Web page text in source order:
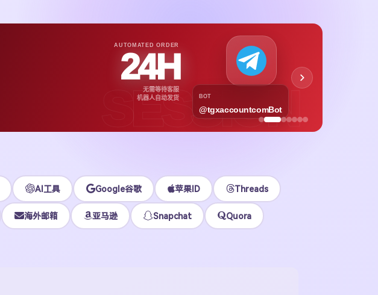
SESSION
AUTOMATED ORDER
24H
无需等待客服
机器人自动发货
BOT
@tgxaccountcomBot
AI工具 Google谷歌 苹果ID Threads
海外邮箱 亚马逊 Snapchat Quora